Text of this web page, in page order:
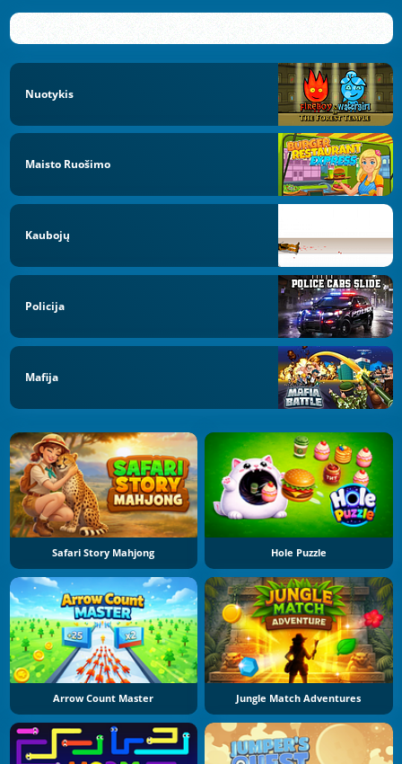
Nuotykis
Maisto Ruošimo
Kaubojų
Policija
Mafija
Safari Story Mahjong Hole Puzzle
Arrow Count Master Jungle Match Adventures